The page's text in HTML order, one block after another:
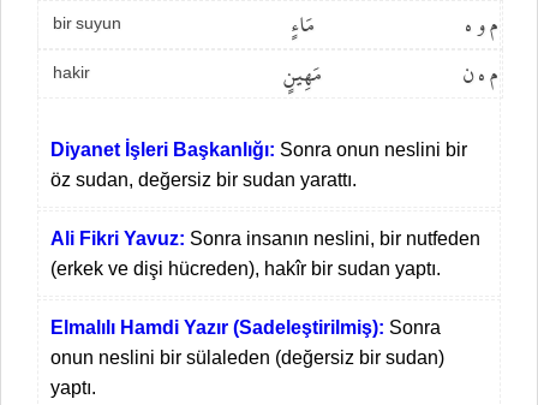
bir suyun م و ه مَاءٍ
hakir م ه ن مَهِينٍ
Diyanet İşleri Başkanlığı: Sonra onun neslini bir
öz sudan, değersiz bir sudan yarattı.
Ali Fikri Yavuz: Sonra insanın neslini, bir nutfeden
(erkek ve dişi hücreden), hakîr bir sudan yaptı.
Elmalılı Hamdi Yazır (Sadeleştirilmiş): Sonra
onun neslini bir sülaleden (değersiz bir sudan)
yaptı.